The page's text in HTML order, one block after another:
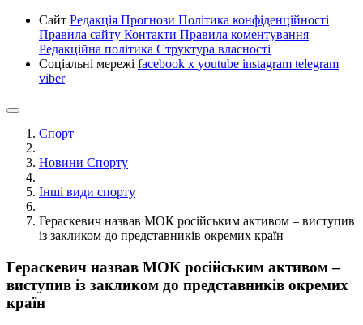
Сайт Редакція Прогнози Політика конфіденційності
Правила сайту Контакти Правила коментування
Редакційна політика Структура власності
Соціальні мережі facebook x youtube instagram telegram
viber
Спорт
Новини Спорту
Інші види спорту
Гераскевич назвав МОК російським активом – виступив
із закликом до представників окремих країн
Гераскевич назвав МОК російським активом –
виступив із закликом до представників окремих
країн